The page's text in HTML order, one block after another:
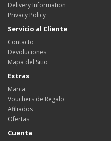
Delivery Information
Privacy Policy
Servicio al Cliente
Contacto
Devoluciones
Mapa del Sitio
Extras
Marca
Vouchers de Regalo
Afiliados
Ofertas
Cuenta